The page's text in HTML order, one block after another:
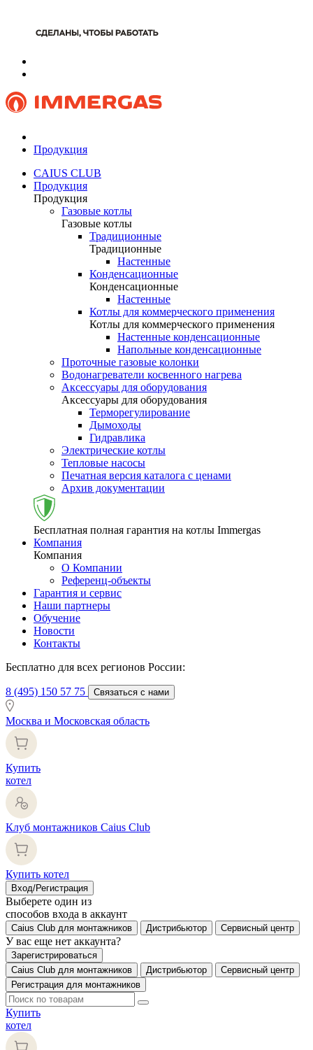
Продукция
CAIUS CLUB
Продукция
Продукция
Газовые котлы
Газовые котлы
Традиционные
Традиционные
Настенные
Конденсационные
Конденсационные
Настенные
Котлы для коммерческого применения
Котлы для коммерческого применения
Настенные конденсационные
Напольные конденсационные
Проточные газовые колонки
Водонагреватели косвенного нагрева
Аксессуары для оборудования
Аксессуары для оборудования
Терморегулирование
Дымоходы
Гидравлика
Электрические котлы
Тепловые насосы
Печатная версия каталога с ценами
Архив документации
Бесплатная полная гарантия на котлы Immergas
Компания
Компания
О Компании
Референц-объекты
Гарантия и сервис
Наши партнеры
Обучение
Новости
Контакты
Бесплатно для всех регионов России:
8 (495) 150 57 75 Связаться с нами
Москва и Московская область
Купить
котел
Клуб монтажников Caius Club
Купить котел
Вход/Регистрация
Выберете один из
способов входа в аккаунт
Caius Club для монтажников Дистрибьютор Сервисный центр
У вас еще нет аккаунта?
Зарегистрироваться
Caius Club для монтажников
Дистрибьютор
Сервисный центр
Регистрация для монтажников
Купить
котел